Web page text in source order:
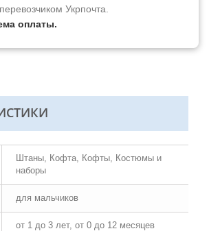
Укрпочта.
оплаты.
Штаны, Кофта, Кофты, Костюмы и
наборы
для мальчиков
от 1 до 3 лет, от 0 до 12 месяцев